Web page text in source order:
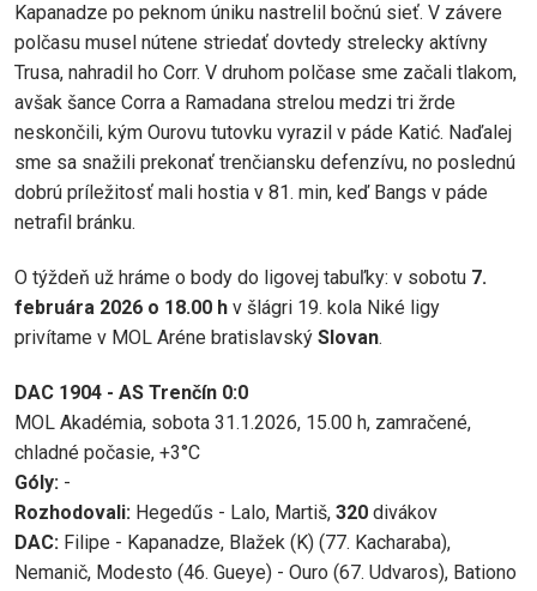
Kapanadze po peknom úniku nastrelil bočnú sieť. V závere
polčasu musel nútene striedať dovtedy strelecky aktívny
Trusa, nahradil ho Corr. V druhom polčase sme začali tlakom,
avšak šance Corra a Ramadana strelou medzi tri žrde
neskončili, kým Ourovu tutovku vyrazil v páde Katić. Naďalej
sme sa snažili prekonať trenčiansku defenzívu, no poslednú
dobrú príležitosť mali hostia v 81. min, keď Bangs v páde
netrafil bránku.
O týždeň už hráme o body do ligovej tabuľky: v sobotu 7.
februára 2026 o 18.00 h v šlágri 19. kola Niké ligy
privítame v MOL Aréne bratislavský Slovan.
DAC 1904 - AS Trenčín 0:0
MOL Akadémia, sobota 31.1.2026, 15.00 h, zamračené,
chladné počasie, +3°C
Góly: -
Rozhodovali: Hegedűs - Lalo, Martiš, 320 divákov
DAC: Filipe - Kapanadze, Blažek (K) (77. Kacharaba),
Nemanič, Modesto (46. Gueye) - Ouro (67. Udvaros), Bationo